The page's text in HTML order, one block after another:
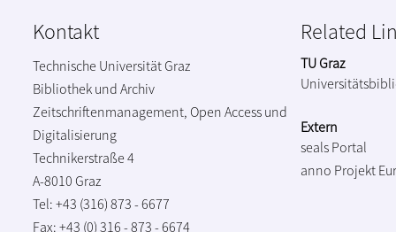
Kontakt
Technische Universität Graz
Bibliothek und Archiv
Zeitschriftenmanagement, Open Access und
Digitalisierung
Technikerstraße 4
A-8010 Graz
Tel: +43 (316) 873 - 6677
Fax: +43 (0) 316 - 873 - 6674
Related
TU Graz
Extern
seals Portal
anno Projekt